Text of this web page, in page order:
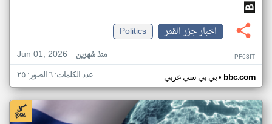
اخبار جزر القمر
Politics
Jun 01, 2026
منذ شهرين PF63IT
بي بي سي عربي• bbc.com عدد الكلمات: ٦ الصور: ٢٥